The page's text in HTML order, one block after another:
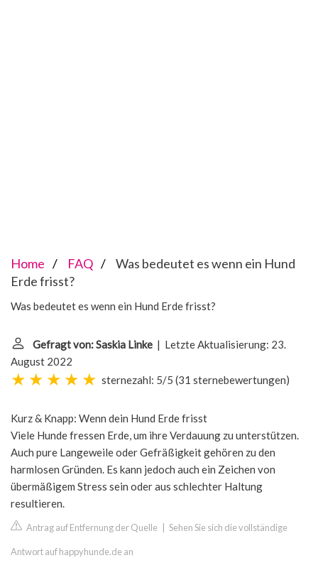
Home FAQ
Was bedeutet es wenn ein Hund
Erde frisst?
Was bedeutet es wenn ein Hund Erde frisst?
Gefragt von: Saskia Linke | Letzte Aktualisierung: 23.
August 2022
sternezahl: 5/5 (31 sternebewertungen)
Kurz & Knapp: Wenn dein Hund Erde frisst
Viele Hunde fressen Erde, um ihre Verdauung zu unterstützen.
Auch pure Langeweile oder Gefräßigkeit gehören zu den
harmlosen Gründen. Es kann jedoch auch ein Zeichen von
übermäßigem Stress sein oder aus schlechter Haltung
resultieren.
Antrag auf Entfernung der Quelle Sehen Sie sich die vollständige
Antwort auf happyhunde.de an